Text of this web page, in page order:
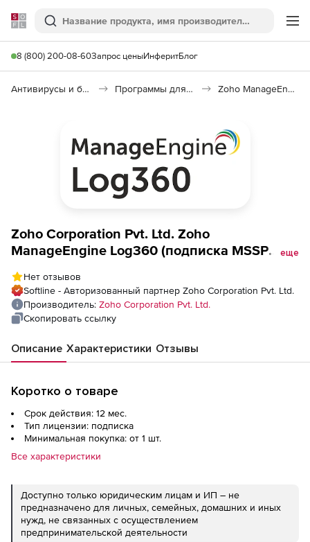
Softline
Поиск
8 (800) 200-08-60Запрос ценыИнферитБлог
Антивирусы и безопасность Программы для защиты информации Zoho ManageEngine Log360
Zoho Corporation Pvt. Ltd. Zoho
ManageEngine Log360 (подписка MSSP
20 AWS Account
еще
Нет отзывов
Softline - Авторизованный партнер Zoho Corporation Pvt. Ltd.
Производитель: Zoho Corporation Pvt. Ltd.
Скопировать ссылку
Описание Характеристики Отзывы
Коротко о товаре
Срок действия: 12 мес.
Тип лицензии: подписка
Минимальная покупка: от 1 шт.
Все характеристики
Доступно только юридическим лицам и ИП – не
предназначено для личных, семейных, домашних и иных
нужд, не связанных с осуществлением
предпринимательской деятельности